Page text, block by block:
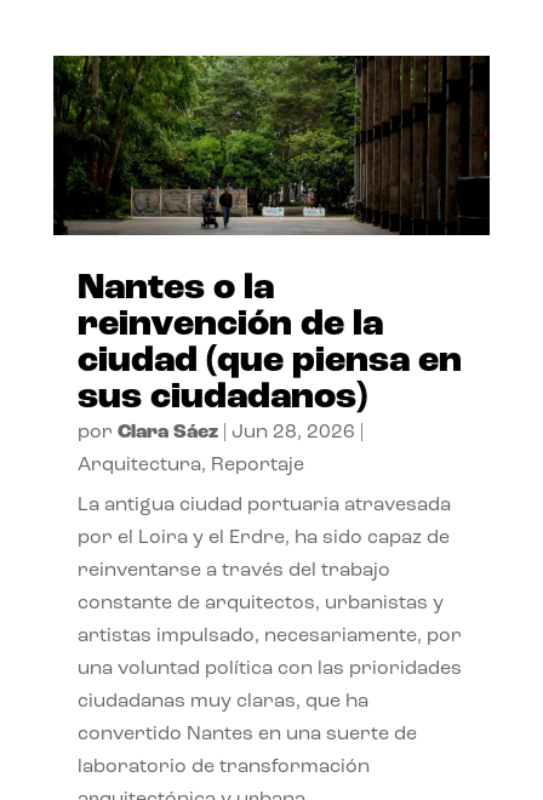
Nantes o la
reinvención de la
ciudad (que piensa en
sus ciudadanos)
por Clara Sáez| Jun 28, 2026
Arquitectura, Reportaje
La antigua ciudad portuaria atravesada
por el Loira y el Erdre, ha sido capaz de
reinventarse a través del trabajo
constante de arquitectos, urbanistas y
artistas impulsado, necesariamente, por
una voluntad política con las prioridades
ciudadanas muy claras, que ha
convertido Nantes en una suerte de
laboratorio de transformación